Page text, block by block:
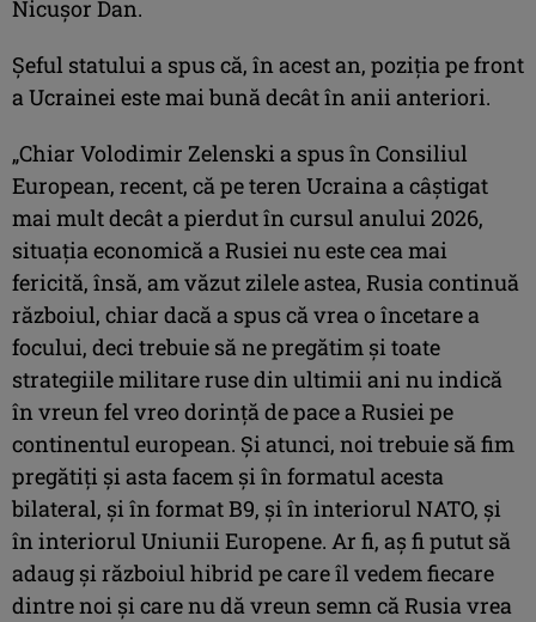
Nicuşor Dan.
Şeful statului a spus că, în acest an, poziţia pe front
a Ucrainei este mai bună decât în anii anteriori.
„Chiar Volodimir Zelenski a spus în Consiliul
European, recent, că pe teren Ucraina a câştigat
mai mult decât a pierdut în cursul anului 2026,
situaţia economică a Rusiei nu este cea mai
fericită, însă, am văzut zilele astea, Rusia continuă
războiul, chiar dacă a spus că vrea o încetare a
focului, deci trebuie să ne pregătim şi toate
strategiile militare ruse din ultimii ani nu indică
în vreun fel vreo dorinţă de pace a Rusiei pe
continentul european. Şi atunci, noi trebuie să fim
pregătiţi şi asta facem şi în formatul acesta
bilateral, şi în format B9, şi în interiorul NATO, şi
în interiorul Uniunii Europene. Ar fi, aş fi putut să
adaug şi războiul hibrid pe care îl vedem fiecare
dintre noi şi care nu dă vreun semn că Rusia vrea